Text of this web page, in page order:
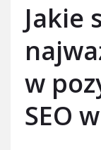
Jakie
w
SEO